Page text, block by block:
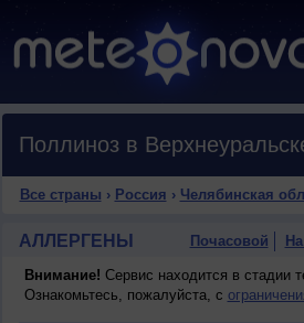
Поллиноз в
Все страны › Россия › Челябинская
АЛЛЕРГЕНЫ Почасовой
Внимание! Сервис находится в стадии
Ознакомьтесь, пожалуйста, с